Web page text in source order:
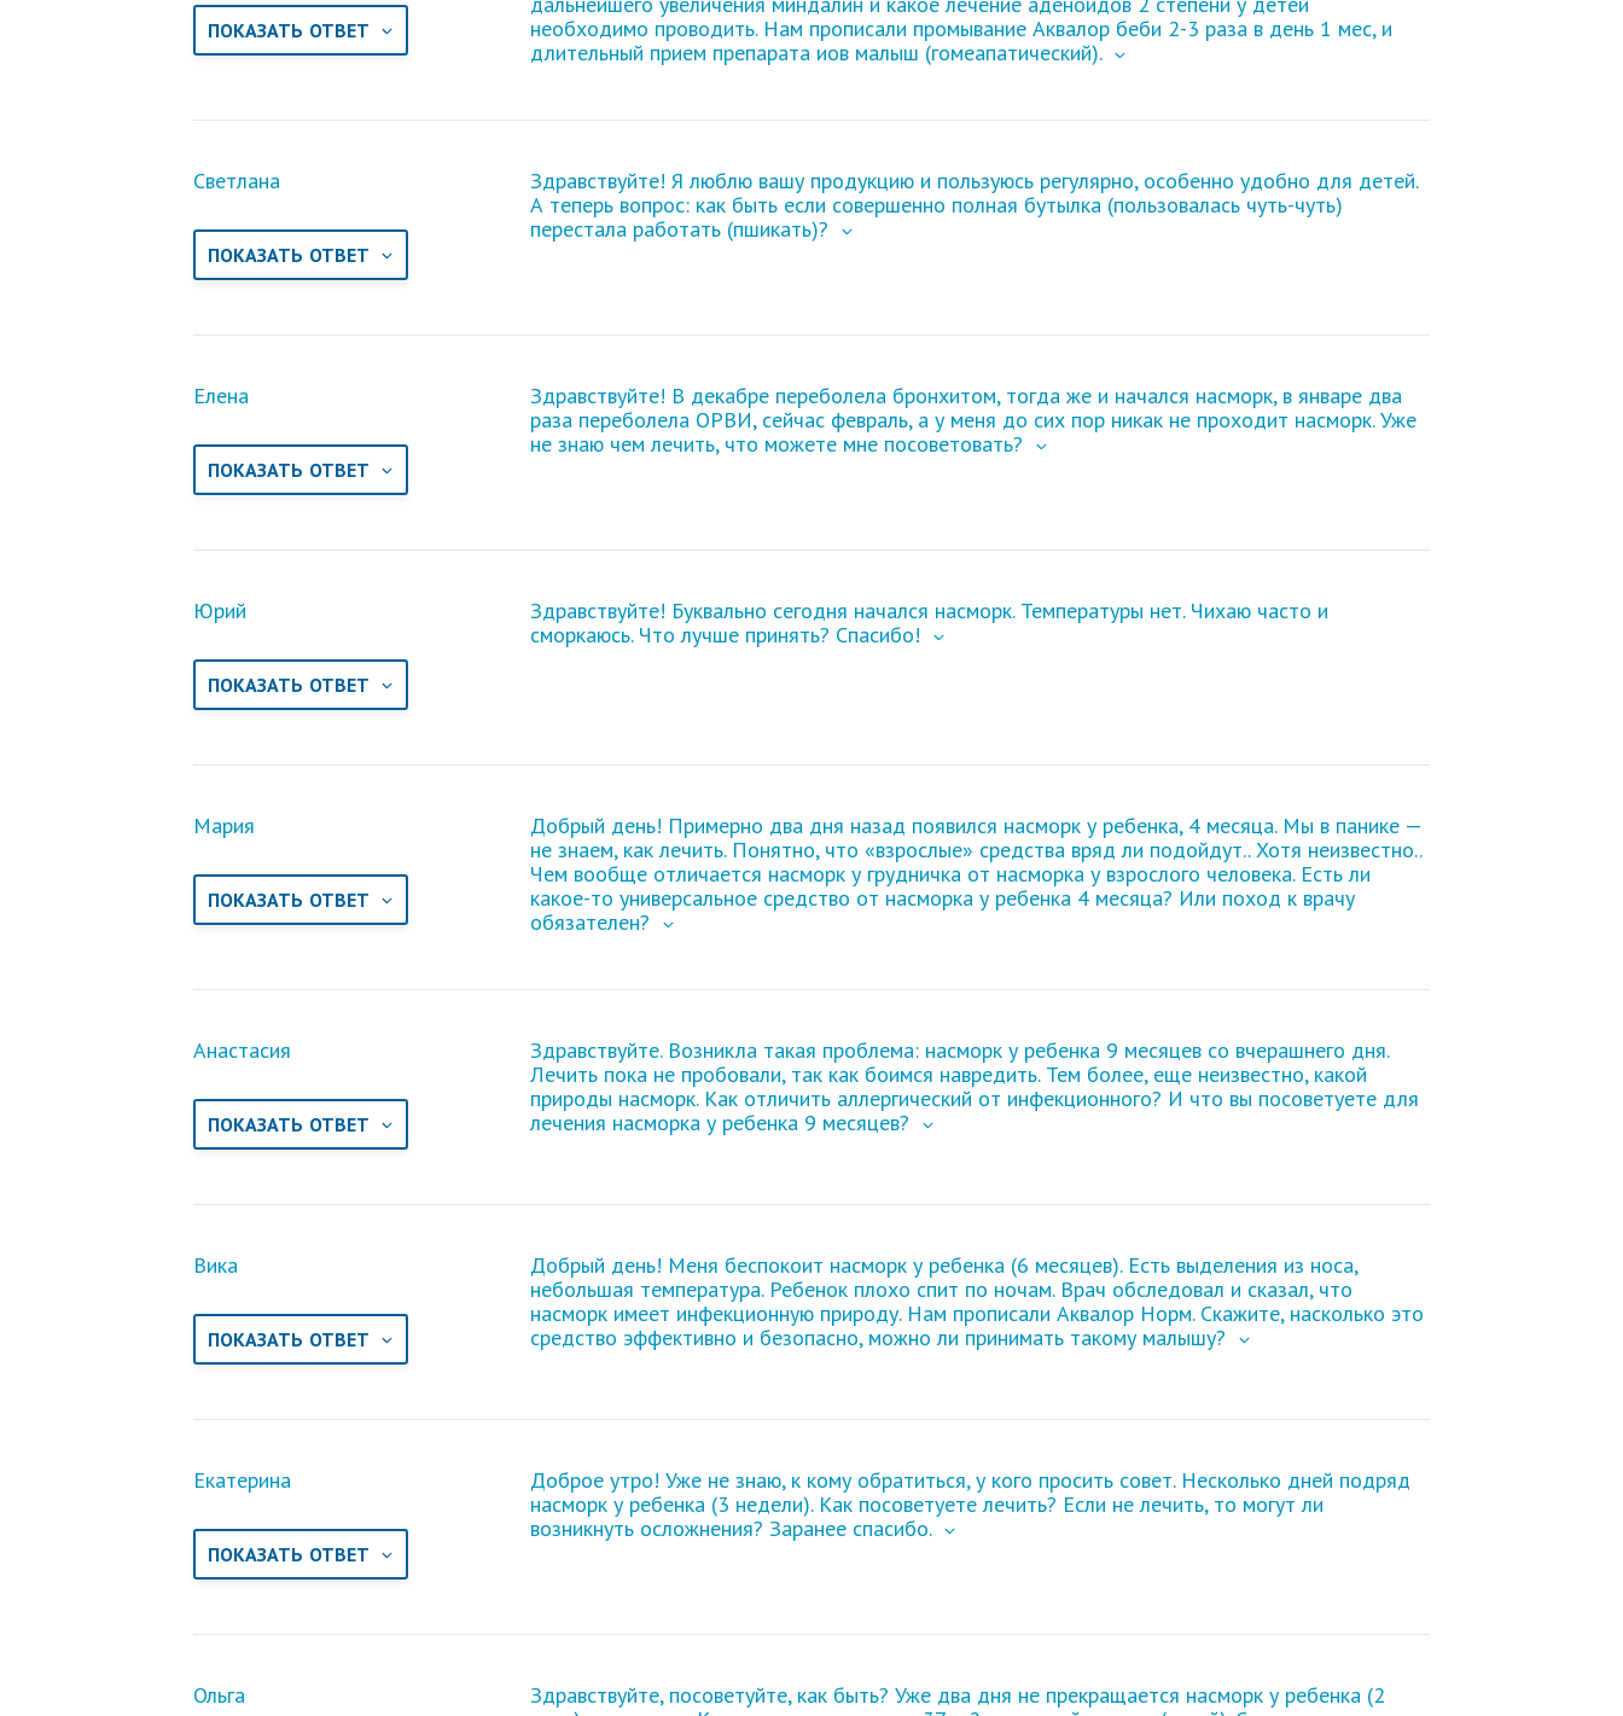
ПОКАЗАТЬ ОТВЕТ
необходимо проводить. Нам прописали промывание Аквалор беби 2-3 раза в день 1 мес, и
длительный прием препарата иов малыш (гомеапатический).
Светлана
ПОКАЗАТЬ ОТВЕТ
Здравствуйте! Я люблю вашу продукцию и пользуюсь регулярно, особенно удобно для детей.
А теперь вопрос: как быть если совершенно полная бутылка (пользовалась чуть-чуть)
перестала работать (пшикать)?
Елена
ПОКАЗАТЬ ОТВЕТ
Здравствуйте! В декабре переболела бронхитом, тогда же и начался насморк, в январе два
раза переболела ОРВИ, сейчас февраль, а у меня до сих пор никак не проходит насморк. Уже
не знаю чем лечить, что можете мне посоветовать?
Юрий
ПОКАЗАТЬ ОТВЕТ
Здравствуйте! Буквально сегодня начался насморк. Температуры нет. Чихаю часто и
сморкаюсь. Что лучше принять? Спасибо!
Мария
ПОКАЗАТЬ ОТВЕТ
Добрый день! Примерно два дня назад появился насморк у ребенка, 4 месяца. Мы в панике —
не знаем, как лечить. Понятно, что «взрослые» средства вряд ли подойдут.. Хотя неизвестно..
Чем вообще отличается насморк у грудничка от насморка у взрослого человека. Есть ли
какое-то универсальное средство от насморка у ребенка 4 месяца? Или поход к врачу
обязателен?
Анастасия
ПОКАЗАТЬ ОТВЕТ
Здравствуйте. Возникла такая проблема: насморк у ребенка 9 месяцев со вчерашнего дня.
Лечить пока не пробовали, так как боимся навредить. Тем более, еще неизвестно, какой
природы насморк. Как отличить аллергический от инфекционного? И что вы посоветуете для
лечения насморка у ребенка 9 месяцев?
Вика
ПОКАЗАТЬ ОТВЕТ
Добрый день! Меня беспокоит насморк у ребенка (6 месяцев). Есть выделения из носа,
небольшая температура. Ребенок плохо спит по ночам. Врач обследовал и сказал, что
насморк имеет инфекционную природу. Нам прописали Аквалор Норм. Скажите, насколько это
средство эффективно и безопасно, можно ли принимать такому малышу?
Екатерина
ПОКАЗАТЬ ОТВЕТ
Доброе утро! Уже не знаю, к кому обратиться, у кого просить совет. Несколько дней подряд
насморк у ребенка (3 недели). Как посоветуете лечить? Если не лечить, то могут ли
возникнуть осложнения? Заранее спасибо.
Ольга Здравствуйте, посоветуйте, как быть? Уже два дня не прекращается насморк у ребенка (2